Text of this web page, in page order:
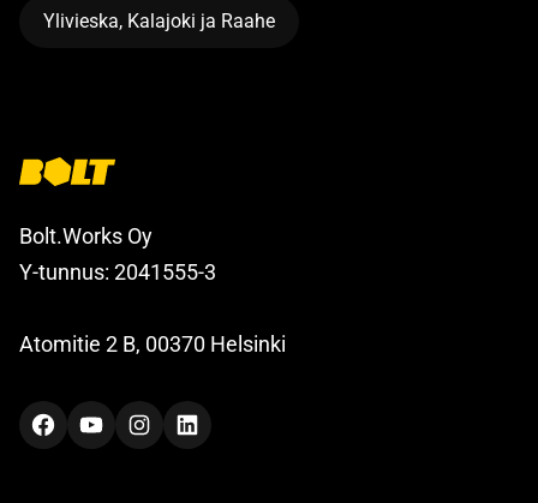
Ylivieska, Kalajoki ja Raahe
Bolt.Works Oy
Y-tunnus: 2041555-3
Atomitie 2 B, 00370 Helsinki
FacebookYouTubeInstagramLinkedIn